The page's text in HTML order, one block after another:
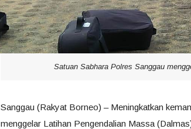
Satuan Sabhara Polres Sanggau
Sanggau (Rakyat Borneo) – Meningkatkan
menggelar Latihan Pengendalian Massa